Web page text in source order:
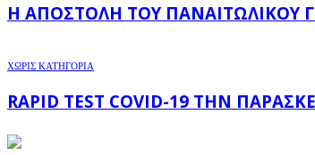
Η ΑΠΟΣΤΟΛΉ ΤΟΥ
ΧΩΡΊΣ ΚΑΤΗΓΟΡΊΑ
RAPID TEST COVID-19 ΤΗΝ